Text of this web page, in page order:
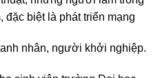
đặc biệt là phát triển mạng
nhân, người khởi nghiệp.